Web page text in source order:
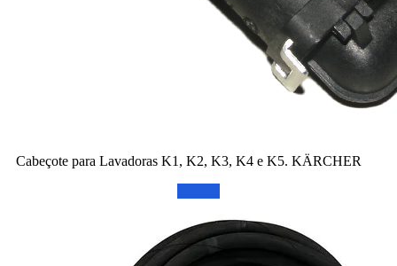
Cabeçote para Lavadoras K1, K2, K3, K4 e K5. KÄRCHER